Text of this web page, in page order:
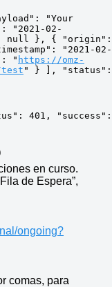
"Your
"2021-02-
null }, { "origin":
"2021-02-
" https://omz-
test " } ], "status":
401, "success":
en curso.
de Espera”,
ongoing?
comas, para